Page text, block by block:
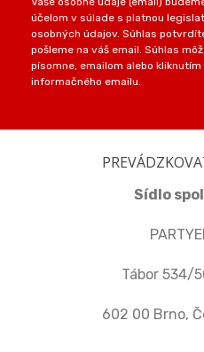
účelom v súlade s platnou
osobných údajov. Súhlas
pošleme na váš email. Súhlas
písomne, emailom alebo
informačného emailu.
Sídlo
Tábor 534/
602 00 Brno,